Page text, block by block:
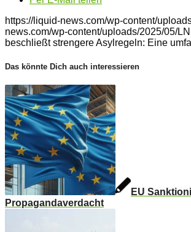
https://liquid-news.com/wp-content/
news.com/wp-content/uploads/2025/05/
beschließt strengere Asylregeln: Eine
Das könnte Dich auch interessieren
EU
Propagandaverdacht